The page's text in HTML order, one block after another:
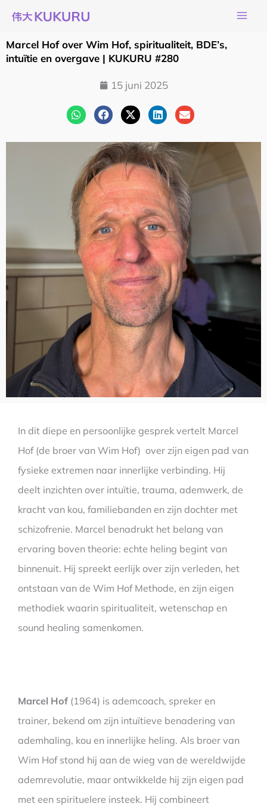
naar
de
inhoud
Marcel Hof over Wim Hof, spiritualiteit, BDE’s,
intuïtie en overgave | KUKURU #280
15 juni 2025
In dit diepe en persoonlijke gesprek vertelt Marcel
Hof (de broer van Wim Hof) over zijn eigen pad van
fysieke extremen naar innerlijke verbinding. Hij
deelt inzichten over intuïtie, trauma, ademwerk, de
kracht van kou, familiebanden en zijn dochter met
schizofrenie. Marcel benadrukt het belang van
ervaring boven theorie: echte heling begint van
binnenuit. Hij spreekt eerlijk over zijn verleden, het
ontstaan van de Wim Hof Methode, en zijn eigen
methodiek waarin spiritualiteit, wetenschap en
sound healing samenkomen.
Marcel Hof (1964) is ademcoach, spreker en
trainer, bekend om zijn intuïtieve benadering van
ademhaling, kou en innerlijke heling. Als broer van
Wim Hof stond hij aan de wieg van de wereldwijde
ademrevolutie, maar ontwikkelde hij zijn eigen pad
met een spirituelere insteek. Hij combineert